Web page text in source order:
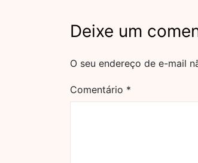
Deixe um
O seu endereço de e-mail
Comentário *